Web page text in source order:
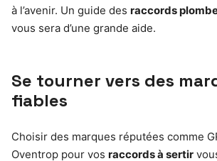
à l’avenir. Un guide des raccords
vous sera d’une grande aide.
Se tourner vers des
fiables
Choisir des marques réputées comme
Oventrop pour vos raccords à sertir